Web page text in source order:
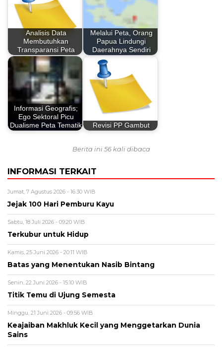
Analisis Data
Membutuhkan
Transparansi Peta
Melalui Peta, Orang
Papua Lindungi
Daerahnya Sendiri
Informasi Geografis;
Ego Sektoral Picu
Dualisme Peta Tematik
Revisi PP Gambut
Berita ini 56 kali dibaca
INFORMASI TERKAIT
Jumat, 7 Agustus 2026 - 16:30 WIB
Jejak 100 Hari Pemburu Kayu
Sabtu, 18 Juli 2026 - 09:20 WIB
Terkubur untuk Hidup
Kamis, 25 Juni 2026 - 20:11 WIB
Batas yang Menentukan Nasib Bintang
Senin, 22 Juni 2026 - 15:10 WIB
Titik Temu di Ujung Semesta
Minggu, 21 Juni 2026 - 09:56 WIB
Keajaiban Makhluk Kecil yang Menggetarkan Dunia
Sains